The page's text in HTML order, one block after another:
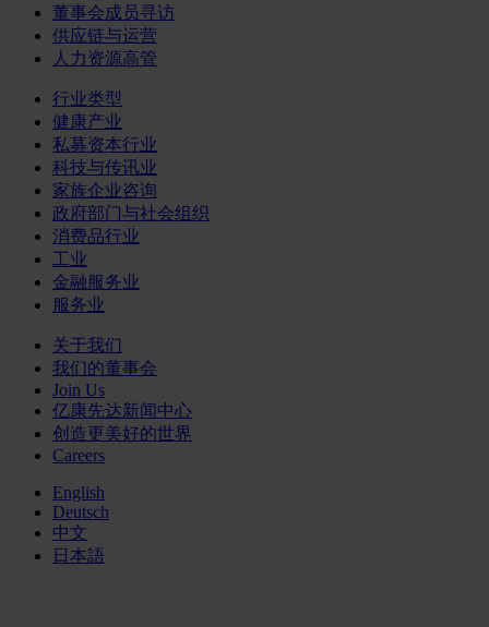
董事会成员寻访
供应链与运营
人力资源高管
行业类型
健康产业
私募资本行业
科技与传讯业
家族企业咨询
政府部门与社会组织
消费品行业
工业
金融服务业
服务业
关于我们
我们的董事会
Join Us
亿康先达新闻中心
创造更美好的世界
Careers
English
Deutsch
中文
日本語